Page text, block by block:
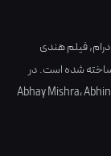
,فیلم هندی
شده است. در
Abhay Mishra،